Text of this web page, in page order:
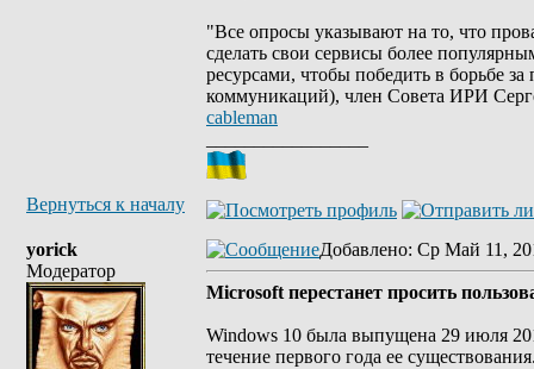
"Все опросы указывают на то, что
сделать свои сервисы более
ресурсами, чтобы победить в борьбе
коммуникаций), член Совета ИРИ
cableman
Вернуться к началу
yorick
Модератор
Добавлено: Ср Май 11,
Microsoft перестанет просить
Windows 10 была выпущена 29 июля
течение первого года ее